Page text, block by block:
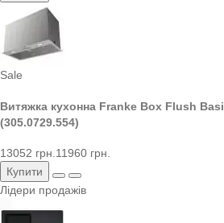
Sale
Витяжка кухонна Franke Box Flush
(305.0729.554)
13052 грн.11960 грн.
Купити
Лідери продажів